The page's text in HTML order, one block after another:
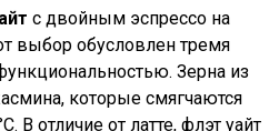
с двойным эспрессо на
выбор обусловлен тремя
Зерна из
которые смягчаются
В отличие от латте, флэт уайт